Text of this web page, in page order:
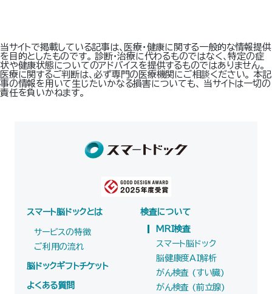
当サイトで掲載している記事は、医療・健康に関する一般的な情報提供
を目的としたものです。 診断・治療に代わるものではなく、特定の症
状や健康状態についてのアドバイスを提供するものではありません。
医療に関するご判断は、必ず専門の医療機関にご相談ください。 本記
事の情報を用いて生じたいかなる損害についても、 当サイトは一切の
責任を負いかねます。
スマート脳ドックとは
サービスの特徴
ご利用の流れ
脳ドックギフトチケット
よくある質問
検査について
MRI検査
スマート脳ドック
脳健康度AI解析
がん検査 (すい臓)
がん検査 (前立腺)